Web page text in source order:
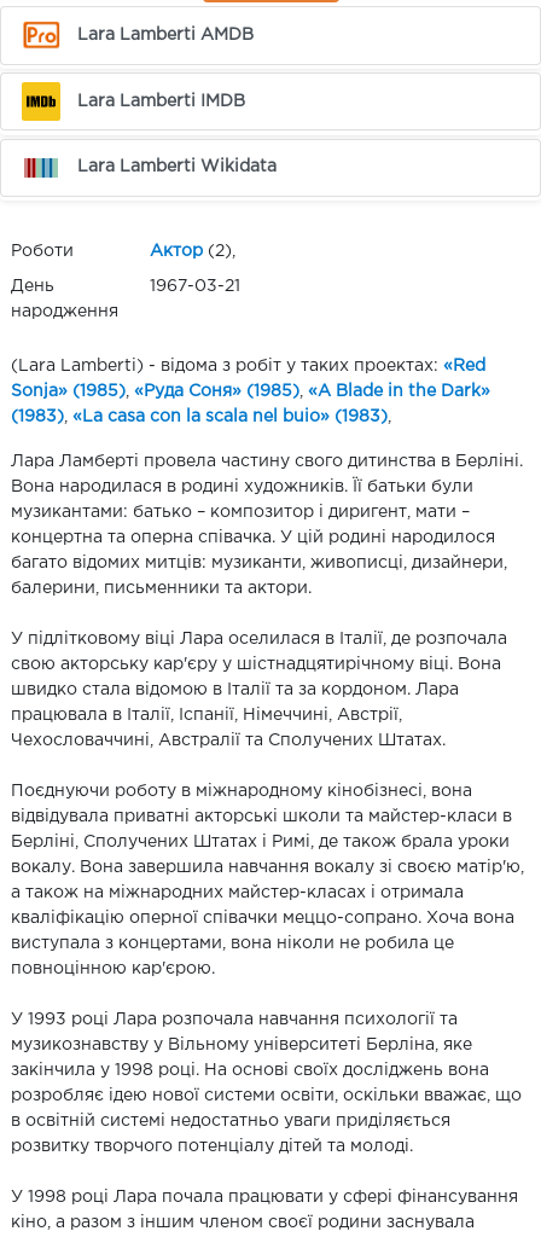
Lara Lamberti AMDB
Lara Lamberti IMDB
Lara Lamberti Wikidata
Роботи Актор (2),
День
народження
1967-03-21
(Lara Lamberti) - відома з робіт у таких проектах: «Red
Sonja» (1985) «Руда Соня» (1985) «A Blade in the Dark»
(1983) «La casa con la scala nel buio» (1983)
Лара Ламберті провела частину свого дитинства в Берліні.
Вона народилася в родині художників. Її батьки були
музикантами: батько – композитор і диригент, мати –
концертна та оперна співачка. У цій родині народилося
багато відомих митців: музиканти, живописці, дизайнери,
балерини, письменники та актори.
У підлітковому віці Лара оселилася в Італії, де розпочала
свою акторську кар'єру у шістнадцятирічному віці. Вона
швидко стала відомою в Італії та за кордоном. Лара
працювала в Італії, Іспанії, Німеччині, Австрії,
Чехословаччині, Австралії та Сполучених Штатах.
Поєднуючи роботу в міжнародному кінобізнесі, вона
відвідувала приватні акторські школи та майстер-класи в
Берліні, Сполучених Штатах і Римі, де також брала уроки
вокалу. Вона завершила навчання вокалу зі своєю матір'ю,
а також на міжнародних майстер-класах і отримала
кваліфікацію оперної співачки меццо-сопрано. Хоча вона
виступала з концертами, вона ніколи не робила це
повноцінною кар'єрою.
У 1993 році Лара розпочала навчання психології та
музикознавству у Вільному університеті Берліна, яке
закінчила у 1998 році. На основі своїх досліджень вона
розробляє ідею нової системи освіти, оскільки вважає, що
в освітній системі недостатньо уваги приділяється
розвитку творчого потенціалу дітей та молоді.
У 1998 році Лара почала працювати у сфері фінансування
кіно, а разом з іншим членом своєї родини заснувала